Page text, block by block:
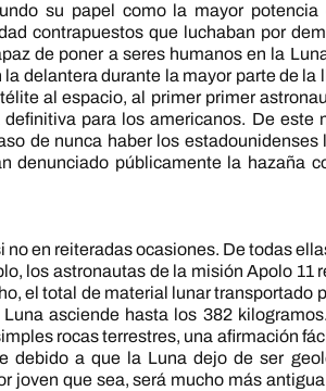
su papel como la mayor potencia
contrapuestos que luchaban por
de poner a seres humanos en la
delantera durante la mayor parte de la
al espacio, al primer primer
para los americanos. De este
de nunca haber los estadounidenses
denunciado públicamente la hazaña
no en reiteradas ocasiones. De todas
los astronautas de la misión Apolo 11
el total de material lunar transportado
asciende hasta los 382
rocas terrestres, una afirmación
debido a que la Luna dejo de ser
joven que sea, será mucho más